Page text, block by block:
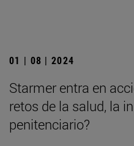
01 | 08 | 2024
Starmer entra en
retos de la salud, la
penitenciario?